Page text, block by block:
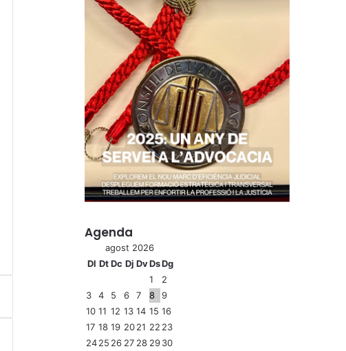
Agenda
agost 2026
Dl Dt Dc Dj DvDsDg
1
2
3
4 5 6 7 8
9
10 11 12 13 14 15 16
17 18 19 2021 22 23
2425 26 27 28 2930